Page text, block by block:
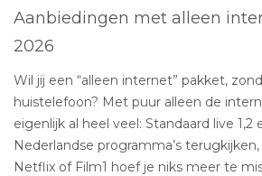
Aanbiedingen met alleen
2026
Wil jij een “alleen internet” pakket,
huistelefoon? Met puur alleen de
eigenlijk al heel veel: Standaard live 1,2
Nederlandse programma’s
Netflix of Film1 hoef je niks meer te